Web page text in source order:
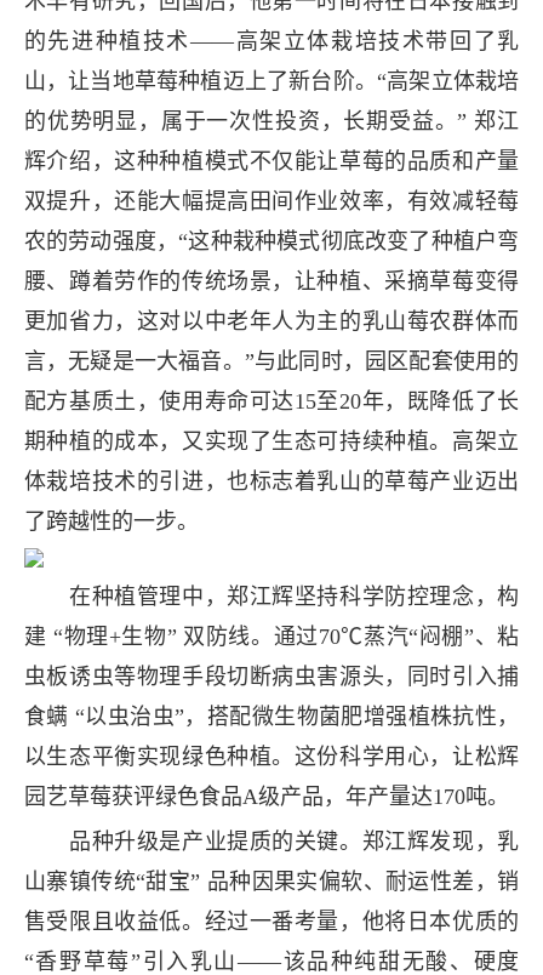
的先进种植技术——高架立体栽培技术带回了乳
山，让当地草莓种植迈上了新台阶。“高架立体栽培
的优势明显，属于一次性投资，长期受益。” 郑江
辉介绍，这种种植模式不仅能让草莓的品质和产量
双提升，还能大幅提高田间作业效率，有效减轻莓
农的劳动强度，“这种栽种模式彻底改变了种植户弯
腰、蹲着劳作的传统场景，让种植、采摘草莓变得
更加省力，这对以中老年人为主的乳山莓农群体而
言，无疑是一大福音。”与此同时，园区配套使用的
配方基质土，使用寿命可达15至20年，既降低了长
期种植的成本，又实现了生态可持续种植。高架立
体栽培技术的引进，也标志着乳山的草莓产业迈出
了跨越性的一步。
在种植管理中，郑江辉坚持科学防控理念，构
建 “物理+生物” 双防线。通过70℃蒸汽“闷棚”、粘
虫板诱虫等物理手段切断病虫害源头，同时引入捕
食螨 “以虫治虫”，搭配微生物菌肥增强植株抗性，
以生态平衡实现绿色种植。这份科学用心，让松辉
园艺草莓获评绿色食品A级产品，年产量达170吨。
品种升级是产业提质的关键。郑江辉发现，乳
山寨镇传统“甜宝” 品种因果实偏软、耐运性差，销
售受限且收益低。经过一番考量，他将日本优质的
“香野草莓”引入乳山——该品种纯甜无酸、硬度